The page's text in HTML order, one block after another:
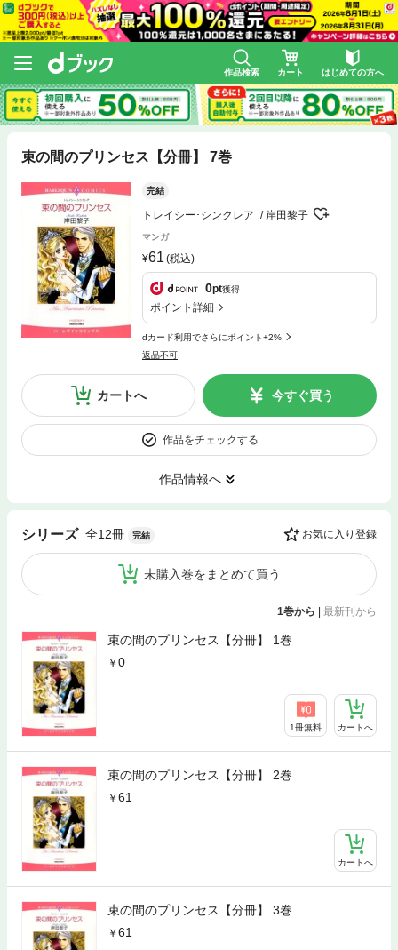
作品検索 カート はじめての方へ
束の間のプリンセス【分冊】 7巻
完結
トレイシー･シンクレア 岸田黎子
マンガ
61 (税込)
0pt獲得
ポイント詳細
dカード利用でさらにポイント+2%
返品不可
カートへ 今すぐ買う
作品をチェックする
作品情報へ
シリーズ 全12冊 完結 お気に入り登録
未購入巻をまとめて買う
1巻から 最新刊から
束の間のプリンセス【分冊】 1巻
0
1冊無料 カートへ
束の間のプリンセス【分冊】 2巻
61
カートへ
束の間のプリンセス【分冊】 3巻
61